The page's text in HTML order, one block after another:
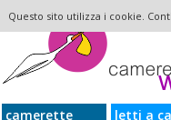
camerette letti a
Questo sito utilizza i cookie.